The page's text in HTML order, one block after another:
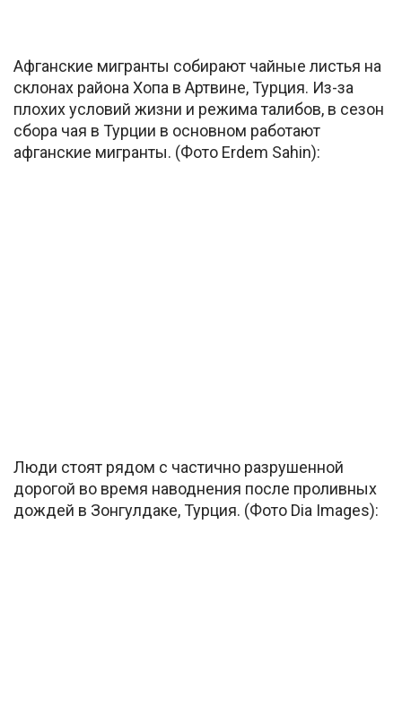
Афганские мигранты собирают чайные листья на
склонах района Хопа в Артвине, Турция. Из-за
плохих условий жизни и режима талибов, в сезон
сбора чая в Турции в основном работают
афганские мигранты. (Фото Erdem Sahin):
Люди стоят рядом с частично разрушенной
дорогой во время наводнения после проливных
дождей в Зонгулдаке, Турция. (Фото Dia Images):